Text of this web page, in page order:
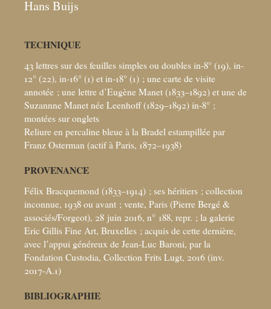
Hans Buijs
TECHNIQUE
43 lettres sur des feuilles simples ou doubles in-8° (19), in-
12° (22), in-16° (1) et in-18° (1) ; une carte de visite
annotée ; une lettre d’Eugène Manet (1833–1892) et une de
Suzannne Manet née Leenhoff (1829–1892) in-8° ;
montées sur onglets
Reliure en percaline bleue à la Bradel estampillée par
Franz Osterman (actif à Paris, 1872–1938)
PROVENANCE
Félix Bracquemond (1833–1914) ; ses héritiers ; collection
inconnue, 1938 ou avant ; vente, Paris (Pierre Bergé &
associés/Forgeot), 28 juin 2016, n° 188, repr. ; la galerie
Eric Gillis Fine Art, Bruxelles ; acquis de cette dernière,
avec l’appui généreux de Jean-Luc Baroni, par la
Fondation Custodia, Collection Frits Lugt, 2016 (inv.
2017-A.1)
BIBLIOGRAPHIE